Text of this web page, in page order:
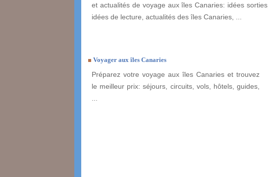
et actualités de voyage aux îles Canaries: idées sorties,
idées de lecture, actualités des îles Canaries, ...
Voyager aux îles Canaries
Préparez votre voyage aux îles Canaries et trouvez
le meilleur prix: séjours, circuits, vols, hôtels, guides,